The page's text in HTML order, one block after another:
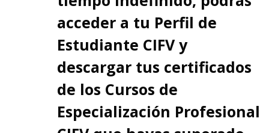
acceder a tu Perfil de
Estudiante CIFV y
descargar tus certificados
de los Cursos de
Especialización Profesional